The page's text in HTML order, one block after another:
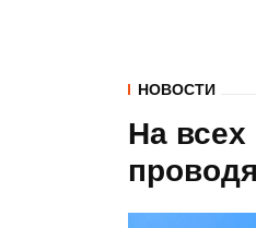
НОВОСТИ
На